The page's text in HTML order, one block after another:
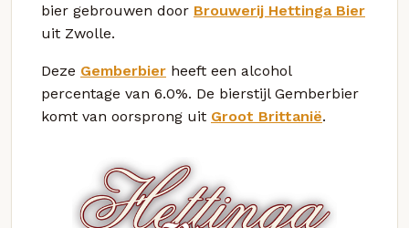
bier gebrouwen door Brouwerij Hettinga Bier
uit Zwolle.
Deze Gemberbier heeft een alcohol
percentage van 6.0%. De bierstijl Gemberbier
komt van oorsprong uit Groot Brittanië.